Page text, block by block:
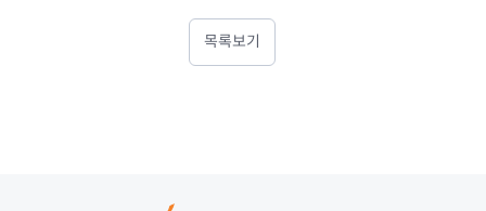
목록보기